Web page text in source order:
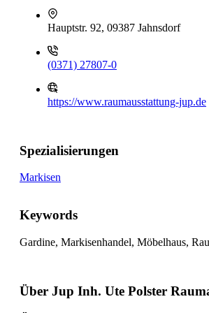
Hauptstr. 92, 09387 Jahnsdorf
(0371) 27807-0
https://www.raumausstattung-jup.de
Spezialisierungen
Markisen
Keywords
Gardine, Markisenhandel, Möbelhaus,
Über Jup Inh. Ute Polster